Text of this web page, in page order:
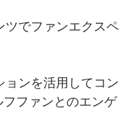
ツでファンエクスペ
ョンを活用してコン
ファンとのエンゲ